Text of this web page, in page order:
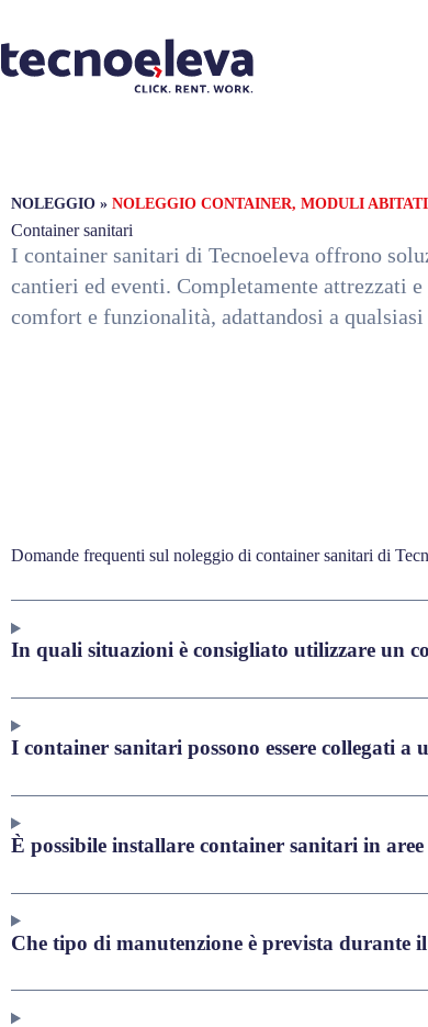
NOLEGGIO » NOLEGGIO CONTAINER, MODULI
Container sanitari
I container sanitari di Tecnoeleva offrono
cantieri ed eventi. Completamente attrezzati
comfort e funzionalità, adattandosi a qualsiasi
Domande frequenti sul noleggio di container sanitari di
In quali situazioni è consigliato utilizzare un
I container sanitari possono essere collegati a
È possibile installare container sanitari in
Che tipo di manutenzione è prevista durante